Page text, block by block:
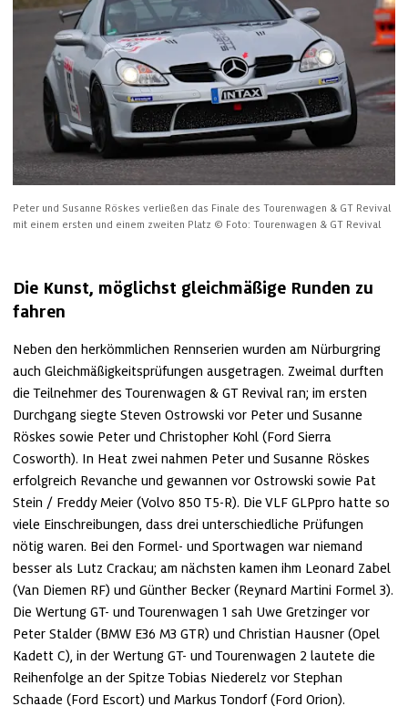
Peter und Susanne Röskes verließen das Finale des Tourenwagen & GT Revival
mit einem ersten und einem zweiten Platz © Foto: Tourenwagen & GT Revival
Die Kunst, möglichst gleichmäßige Runden zu
fahren
Neben den herkömmlichen Rennserien wurden am Nürburgring
auch Gleichmäßigkeitsprüfungen ausgetragen. Zweimal durften
die Teilnehmer des Tourenwagen & GT Revival ran; im ersten
Durchgang siegte Steven Ostrowski vor Peter und Susanne
Röskes sowie Peter und Christopher Kohl (Ford Sierra
Cosworth). In Heat zwei nahmen Peter und Susanne Röskes
erfolgreich Revanche und gewannen vor Ostrowski sowie Pat
Stein / Freddy Meier (Volvo 850 T5-R). Die VLF GLPpro hatte so
viele Einschreibungen, dass drei unterschiedliche Prüfungen
nötig waren. Bei den Formel- und Sportwagen war niemand
besser als Lutz Crackau; am nächsten kamen ihm Leonard Zabel
(Van Diemen RF) und Günther Becker (Reynard Martini Formel 3).
Die Wertung GT- und Tourenwagen 1 sah Uwe Gretzinger vor
Peter Stalder (BMW E36 M3 GTR) und Christian Hausner (Opel
Kadett C), in der Wertung GT- und Tourenwagen 2 lautete die
Reihenfolge an der Spitze Tobias Niederelz vor Stephan
Schaade (Ford Escort) und Markus Tondorf (Ford Orion).